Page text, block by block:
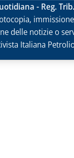
- Reg.
delle notizie o
Italiana